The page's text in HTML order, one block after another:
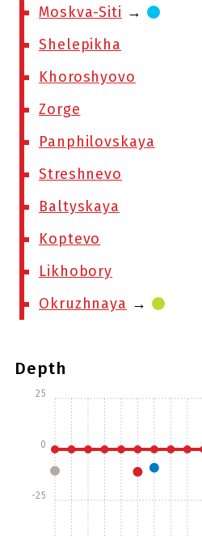
Moskva-Siti →
Shelepikha
Khoroshyovo
Zorge
Panphilovskaya
Streshnevo
Baltyskaya
Koptevo
Likhobory
Okruzhnaya →
Depth
-25
0
25